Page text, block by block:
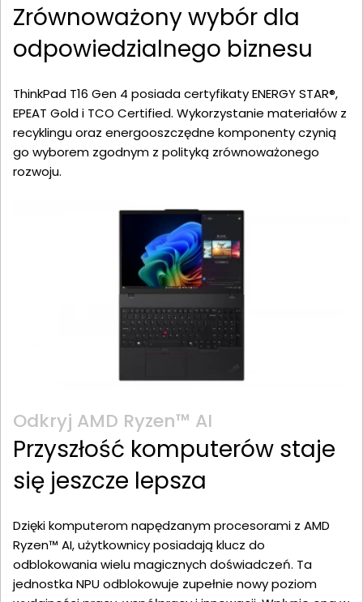
Zrównoważony wybór dla
odpowiedzialnego biznesu
ThinkPad T16 Gen 4 posiada certyfikaty ENERGY STAR®,
EPEAT Gold i TCO Certified. Wykorzystanie materiałów z
recyklingu oraz energooszczędne komponenty czynią
go wyborem zgodnym z polityką zrównoważonego
rozwoju.
Odkryj AMD Ryzen™ AI
Przyszłość komputerów staje
się jeszcze lepsza
Dzięki komputerom napędzanym procesorami z AMD
Ryzen™ AI, użytkownicy posiadają klucz do
odblokowania wielu magicznych doświadczeń. Ta
jednostka NPU odblokowuje zupełnie nowy poziom